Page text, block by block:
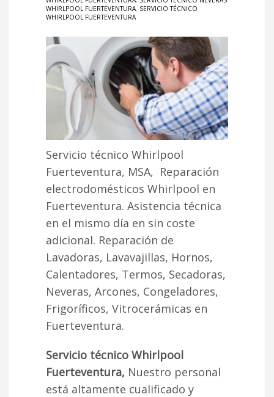
WHIRLPOOL FUERTEVENTURA, SERVICIO TÉCNICO
WHIRLPOOL FUERTEVENTURA
Servicio técnico Whirlpool
Fuerteventura, MSA, Reparación
electrodomésticos Whirlpool en
Fuerteventura. Asistencia técnica
en el mismo día en sin coste
adicional. Reparación de
Lavadoras, Lavavajillas, Hornos,
Calentadores, Termos, Secadoras,
Neveras, Arcones, Congeladores,
Frigoríficos, Vitrocerámicas en
Fuerteventura.
Servicio técnico Whirlpool
Fuerteventura, Nuestro personal
está altamente cualificado y